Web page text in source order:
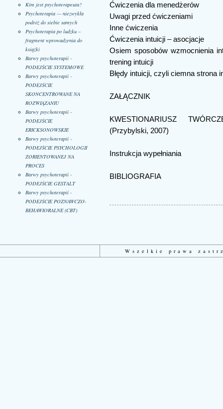
Kim jest psychoterapeuta?
Psychoterapia — niezwykła
podróż do siebie samych
Psychoterapia po ludzku –
fragment wprowadzenia do
książki
Barwy psychoterapii -
PODEJŚCIE SYSTEMOWE
Barwy psychoterapii -
PODEJŚCIE
SKONCENTROWANE NA
ROZWIĄZANIU
Barwy psychoterapii -
PODEJŚCIE
ERICKSONOWSKIE
Barwy psychoterapii -
PODEJŚCIE PSYCHOLOGII
ZORIENTOWANEJ NA
PROCES
Barwy psychoterapii -
PODEJŚCIE GESTALT
Barwy psychoterapii -
PODEJŚCIE POZNAWCZO-
BEHAWIORALNE (CBT)
Ćwiczenia dla menedżerów
Uwagi przed ćwiczeniami
Inne ćwiczenia
Ćwiczenia intuicji – asocjacje
Osiem sposobów wzmocnienia
trening intuicji
Błędy intuicji, czyli ciemna strona
ZAŁĄCZNIK
KWESTIONARIUSZ
(Przybylski, 2007)
Instrukcja wypełniania
BIBLIOGRAFIA
Wszelkie prawa